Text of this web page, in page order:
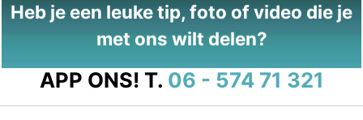
Heb je een leuke tip, foto of video die je
met ons wilt delen?
APP ONS! T. 06 - 574 71 321